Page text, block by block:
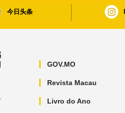
今日头条
GOV.MO
Revista Macau
Livro do Ano